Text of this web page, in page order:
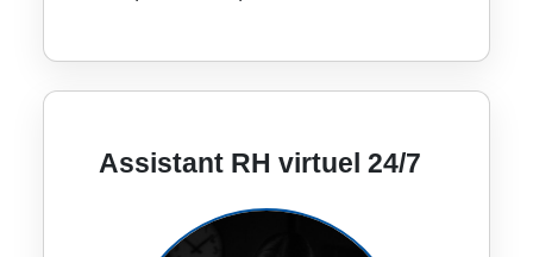
Assistant RH virtuel 24/7